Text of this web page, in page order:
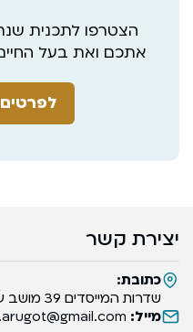
הצטרפו לתכנית
אתכם ואת בעל
יצירת קשר
כתובת:
שדרות המייסדים 39 מושב ערוגות
מייל: